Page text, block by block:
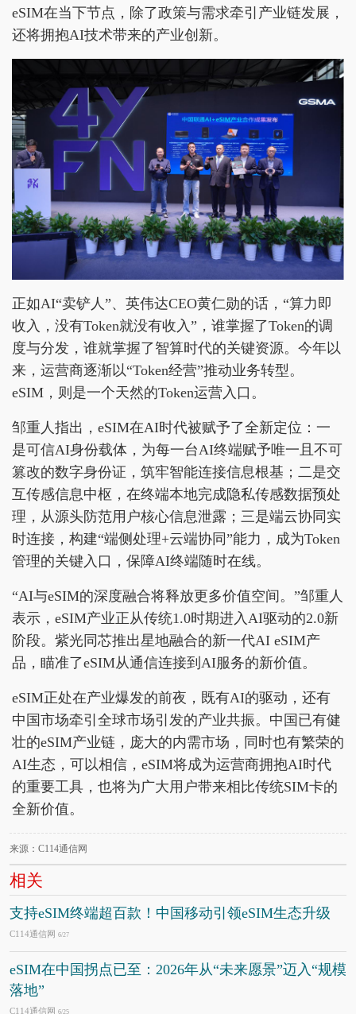
eSIM在当下节点，除了政策与需求牵引产业链发展，
还将拥抱AI技术带来的产业创新。
正如AI“卖铲人”、英伟达CEO黄仁勋的话，“算力即
收入，没有Token就没有收入”，谁掌握了Token的调
度与分发，谁就掌握了智算时代的关键资源。今年以
来，运营商逐渐以“Token经营”推动业务转型。
eSIM，则是一个天然的Token运营入口。
邹重人指出，eSIM在AI时代被赋予了全新定位：一
是可信AI身份载体，为每一台AI终端赋予唯一且不可
篡改的数字身份证，筑牢智能连接信息根基；二是交
互传感信息中枢，在终端本地完成隐私传感数据预处
理，从源头防范用户核心信息泄露；三是端云协同实
时连接，构建“端侧处理+云端协同”能力，成为Token
管理的关键入口，保障AI终端随时在线。
“AI与eSIM的深度融合将释放更多价值空间。”邹重人
表示，eSIM产业正从传统1.0时期进入AI驱动的2.0新
阶段。紫光同芯推出星地融合的新一代AI eSIM产
品，瞄准了eSIM从通信连接到AI服务的新价值。
eSIM正处在产业爆发的前夜，既有AI的驱动，还有
中国市场牵引全球市场引发的产业共振。中国已有健
壮的eSIM产业链，庞大的内需市场，同时也有繁荣的
AI生态，可以相信，eSIM将成为运营商拥抱AI时代
的重要工具，也将为广大用户带来相比传统SIM卡的
全新价值。
来源：C114通信网
相关
支持eSIM终端超百款！中国移动引领eSIM生态升级
C114通信网 6/27
eSIM在中国拐点已至：2026年从“未来愿景”迈入“规模
落地”
C114通信网 6/25